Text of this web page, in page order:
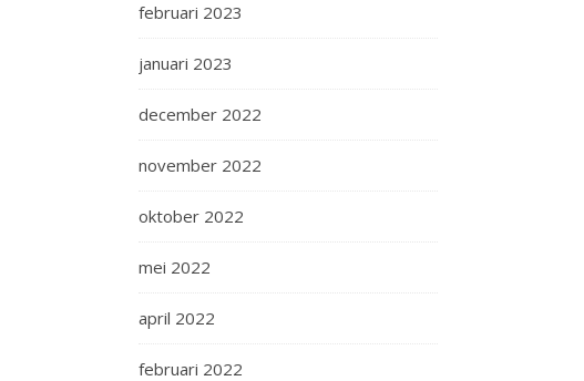
februari 2023
januari 2023
december 2022
november 2022
oktober 2022
mei 2022
april 2022
februari 2022